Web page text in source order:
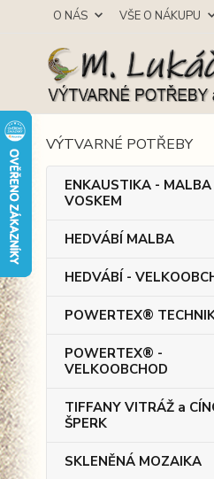
O NÁS VŠE O NÁKUPU
VÝTVARNÉ POTŘEBY
ENKAUSTIKA - MALBA
VOSKEM
HEDVÁBÍ MALBA
HEDVÁBÍ -
POWERTEX®
POWERTEX® -
VELKOOBCHOD
TIFFANY VITRÁŽ a
ŠPERK
SKLENĚNÁ MOZAIKA